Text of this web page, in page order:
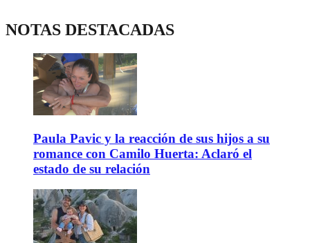
NOTAS DESTACADAS
Paula Pavic y la reacción de sus hijos a su
romance con Camilo Huerta: Aclaró el
estado de su relación